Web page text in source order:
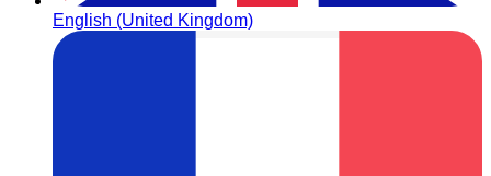
English (United Kingdom)